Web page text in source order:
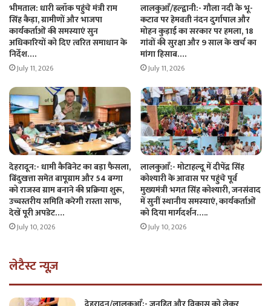
भीमताल: धारी ब्लॉक पहुंचे मंत्री राम
सिंह कैड़ा, ग्रामीणों और भाजपा
कार्यकर्ताओं की समस्याएं सुन
अधिकारियों को दिए त्वरित समाधान के
निर्देश….
July 11, 2026
लालकुआँ/हल्द्वानी:- गौला नदी के भू-
कटाव पर हेमवती नंदन दुर्गापाल और
मोहन कुड़ाई का सरकार पर हमला, 18
गांवों की सुरक्षा और 9 साल के खर्च का
मांगा हिसाब….
July 11, 2026
देहरादून:- धामी कैबिनेट का बड़ा फैसला,
बिंदुखत्ता समेत बापूग्राम और 54 बग्गा
को राजस्व ग्राम बनाने की प्रक्रिया शुरू,
उच्चस्तरीय समिति करेगी रास्ता साफ,
देखें पूरी अपडेट….
July 10, 2026
लालकुआँ:- मोटाहल्दू में दीपेंद्र सिंह
कोश्यारी के आवास पर पहुंचे पूर्व
मुख्यमंत्री भगत सिंह कोश्यारी, जनसंवाद
में सुनीं स्थानीय समस्याएं, कार्यकर्ताओं
को दिया मार्गदर्शन…..
July 10, 2026
लेटैस्ट न्यूज़